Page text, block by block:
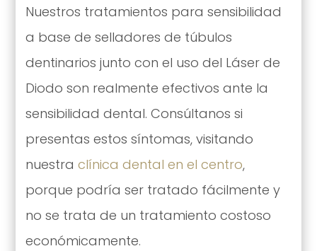
Nuestros tratamientos para sensibilidad
a base de selladores de túbulos
dentinarios junto con el uso del Láser de
Diodo son realmente efectivos ante la
sensibilidad dental. Consúltanos si
presentas estos síntomas, visitando
nuestra clínica dental en el centro,
porque podría ser tratado fácilmente y
no se trata de un tratamiento costoso
económicamente.